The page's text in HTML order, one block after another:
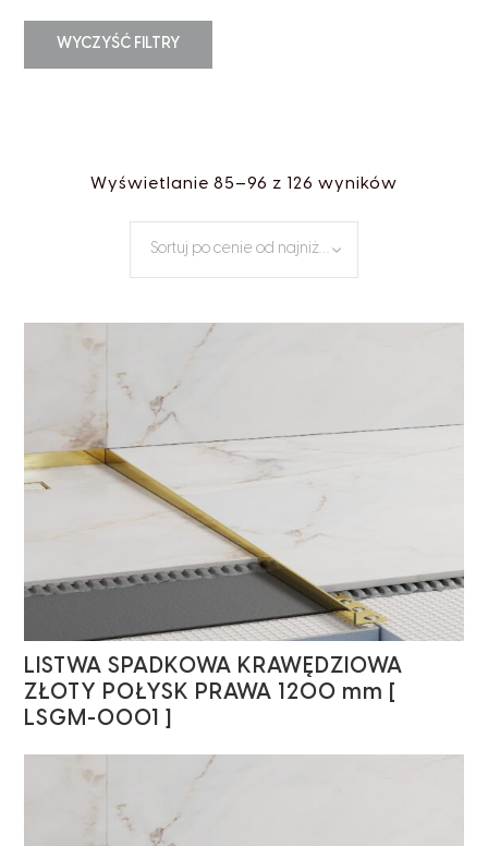
WYCZYŚĆ FILTRY
Wyświetlanie 85–96 z 126 wyników
Sortuj po cenie od najniższej
LISTWA SPADKOWA KRAWĘDZIOWA
ZŁOTY POŁYSK PRAWA 1200 mm [
LSGM-0001 ]